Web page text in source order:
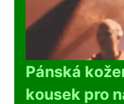
Pánská
kousek pro